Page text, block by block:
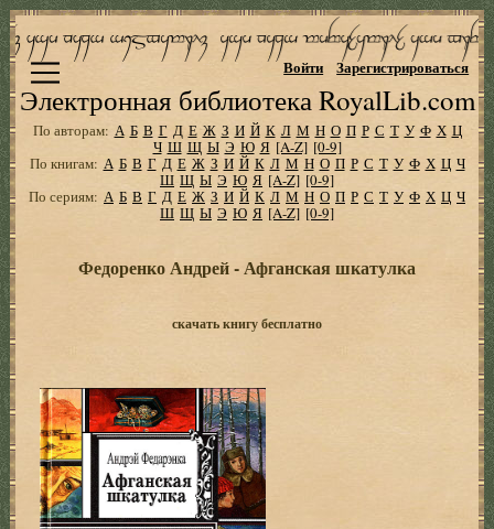
Электронная библиотека RoyalLib.com
Войти Зарегистрироваться
По авторам: А Б В Г Д Е Ж З И Й К Л М Н О П Р С Т У Ф Х Ц
Ч Ш Щ Ы Э Ю Я [A-Z] [0-9]
По книгам: А Б В Г Д Е Ж З И Й К Л М Н О П Р С Т У Ф Х Ц Ч
Ш Щ Ы Э Ю Я [A-Z] [0-9]
По сериям: А Б В Г Д Е Ж З И Й К Л М Н О П Р С Т У Ф Х Ц Ч
Ш Щ Ы Э Ю Я [A-Z] [0-9]
Федоренко Андрей - Афганская шкатулка
скачать книгу бесплатно